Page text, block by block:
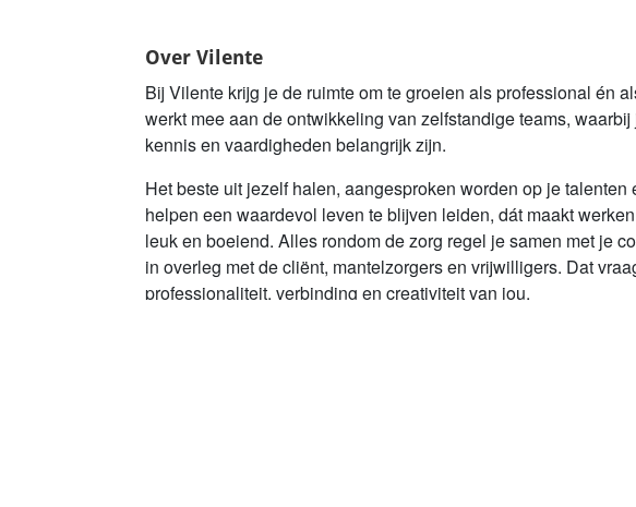
Over Vilente
Bij Vilente krijg je de ruimte om te groeien als professional én
werkt mee aan de ontwikkeling van zelfstandige teams,
kennis en vaardigheden belangrijk zijn.
Het beste uit jezelf halen, aangesproken worden op je talenten
helpen een waardevol leven te blijven leiden, dát maakt
leuk en boeiend. Alles rondom de zorg regel je samen met je
in overleg met de cliënt, mantelzorgers en vrijwilligers. Dat
professionaliteit, verbinding en creativiteit van jou.